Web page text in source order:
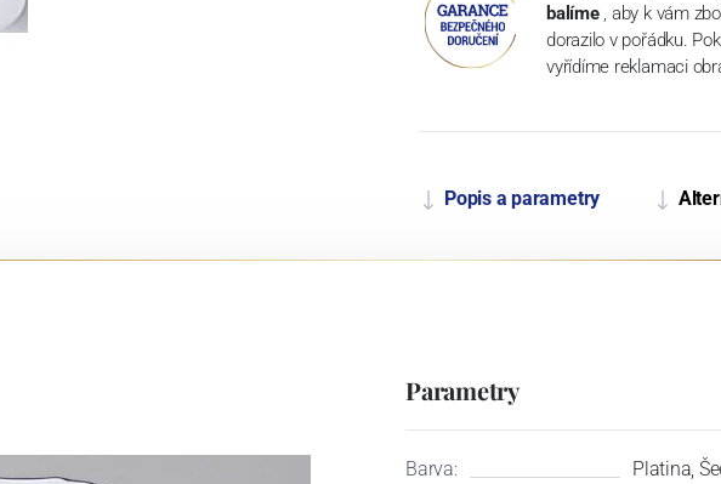
balíme , aby k vám
dorazilo v pořádku.
vyřídíme reklamaci
Popis a parametry
Parametry
Barva:
Platina,